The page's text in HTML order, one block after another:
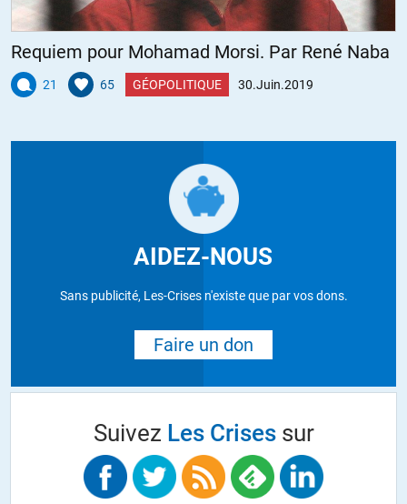
Requiem pour Mohamad Morsi. Par René Naba
21 65 GÉOPOLITIQUE 30.Juin.2019
AIDEZ-NOUS
Sans publicité, Les-Crises n'existe que par vos dons.
Faire un don
Suivez Les Crisessur